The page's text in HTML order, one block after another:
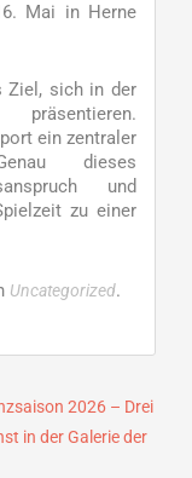
Mai in Herne
Ziel, sich in der
ein zentraler
dieses
und
zu einer
Uncategorized.
2026 – Drei
in der Galerie der